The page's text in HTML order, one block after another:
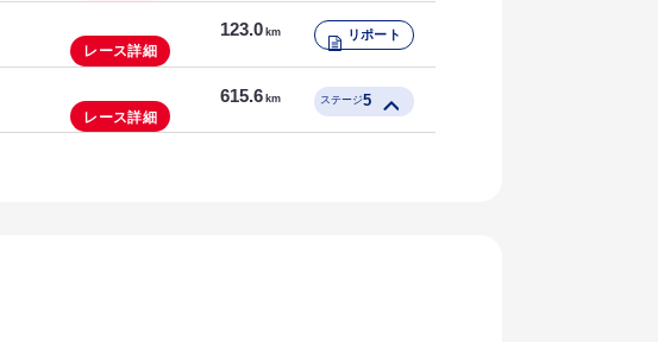
レース詳細
123.0 km リポート
レース詳細
615.6 km ステージ5